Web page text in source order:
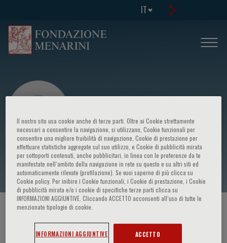
IT
Dirk Van Veldhuisen
HOME PAGE / CORSI ED EVENTI
Il nostro sito usa cookie anche di terze parti. Oltre ai Cookie strettamente
necessari a consentire la navigazione, si utilizzano, Cookie funzionali per
consentire una migliore fruibilità di navigazione, Cookie di prestazione per
effettuare statistiche aggregate sul suo utilizzo, e Cookie di pubblicità mirata
per sottoporti contenuti, anche pubblicitari, in linea con le preferenze da te
manifestate nell‘ambito della navigazione in rete su questo e su altri siti ed
automaticamente rilevate (profilazione). Se vuoi saperne di più clicca su
Cookie policy. Per inibire i Cookie funzionali, i Cookie di prestazione, i Cookie
di pubblicità mirata e/o i cookie di specifiche terze parti clicca su
INFORMAZIONI AGGIUNTIVE. Cliccando ACCETTO acconsenti all’uso di tutte le
menzionate tipologie di cookie.
INFORMAZIONI AGGIUNTIVE ACCETTO